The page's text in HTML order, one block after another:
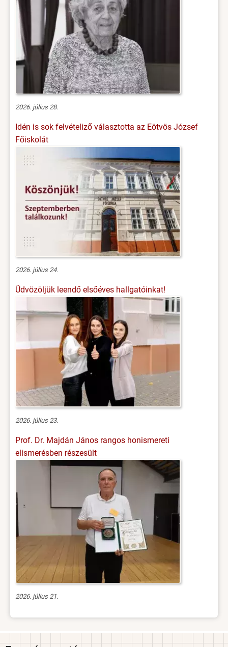
2026. július 28.
Idén is sok felvételiző választotta az Eötvös József
Főiskolát
2026. július 24.
Üdvözöljük leendő elsőéves hallgatóinkat!
2026. július 23.
Prof. Dr. Majdán János rangos honismereti
elismerésben részesült
2026. július 21.